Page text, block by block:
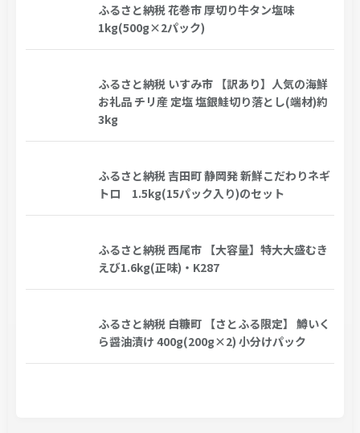
ふるさと納税 花巻市 厚切り牛タン塩味
1kg(500g×2パック)
ふるさと納税 いすみ市 【訳あり】人気の海鮮
お礼品 チリ産 定塩 塩銀鮭切り落とし(端材)約
3kg
ふるさと納税 吉田町 静岡発 新鮮こだわりネギ
トロ 1.5kg(15パック入り)のセット
ふるさと納税 西尾市 【大容量】特大大盛むき
えび1.6kg(正味)・K287
ふるさと納税 白糠町 【さとふる限定】 鱒いく
ら醤油漬け 400g(200g×2) 小分けパック